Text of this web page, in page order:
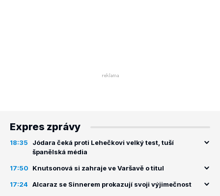
Expres zprávy
18:35
Jódara čeká proti Lehečkovi velký test, tuší
španělská média
17:50 Knutsonová si zahraje ve Varšavě o titul
17:24 Alcaraz se Sinnerem prokazují svoji výjimečnost